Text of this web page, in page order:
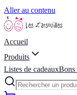
Aller au contenu
Accueil
Produits
Listes de cadeauxBons